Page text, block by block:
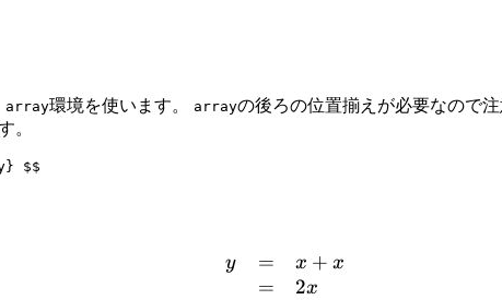
array環境を使います。 arrayの後ろの位置揃えが必要なので注
。
$$
\begin{array}{lll} y
y
=
=
x + x
2x